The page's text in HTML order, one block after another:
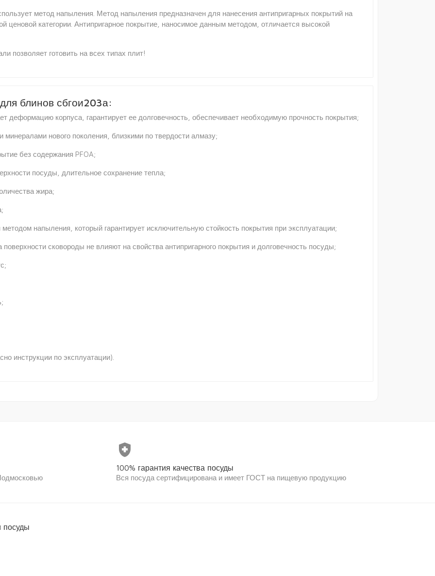
метод напыления. Метод напыления предназначен для нанесения антипригарных покрытий на
категории. Антипригарное покрытие, наносимое данным методом, отличается высокой
позволяет готовить на всех типах плит!
блинов сбгои203а:
деформацию корпуса, гарантирует ее долговечность, обеспечивает необходимую прочность покрытия;
нового поколения, близкими по твердости алмазу;
без содержания PFOA;
посуды, длительное сохранение тепла;
жира;
напыления, который гарантирует исключительную стойкость покрытия при эксплуатации;
сковороды не влияют на свойства антипригарного покрытия и долговечность посуды;
инструкции по эксплуатации).
health_and_safety
100% гарантия качества посуды
Вся посуда сертифицирована и имеет ГОСТ на пищевую продукцию
посуды